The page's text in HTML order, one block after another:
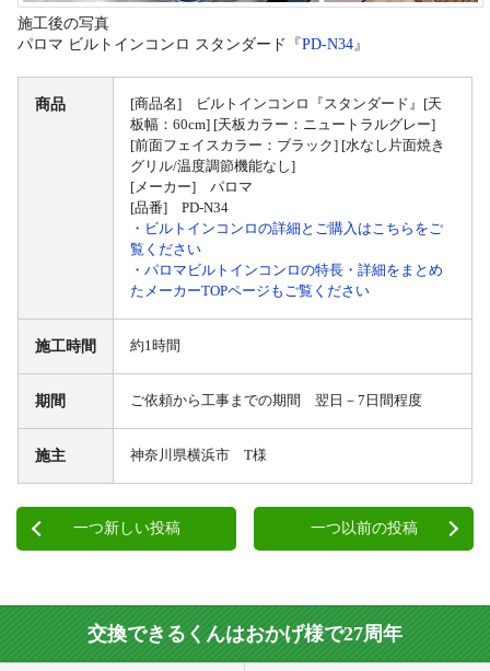
施工後の写真
パロマ ビルトインコンロ スタンダード『PD-N34』
商品
[商品名] ビルトインコンロ『スタンダード』[天
板幅：60cm] [天板カラー：ニュートラルグレー]
[前面フェイスカラー：ブラック] [水なし片面焼き
グリル/温度調節機能なし]
[メーカー] パロマ
[品番] PD-N34
・ビルトインコンロの詳細とご購入はこちらをご
覧ください
・パロマビルトインコンロの特長・詳細をまとめ
たメーカーTOPページもご覧ください
施工時間 約1時間
期間 ご依頼から工事までの期間 翌日－7日間程度
施主 神奈川県横浜市 T様
一つ新しい投稿 一つ以前の投稿
交換できるくんはおかげ様で27周年